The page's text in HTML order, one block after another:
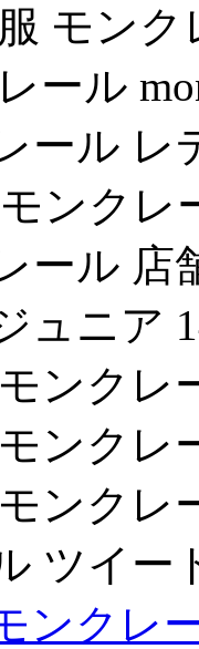
モン
ール
ール レ
ンク
ール 店
ュニア
ンクレ
ンクレ
ンク
ツイー
ンクレ